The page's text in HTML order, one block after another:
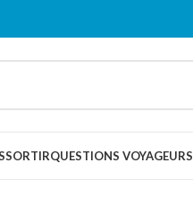
SORTIRQUESTIONS VOYAGEURS